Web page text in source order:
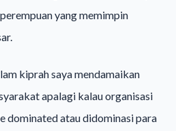
yang memimpin
kiprah saya mendamaikan
apalagi kalau organisasi
dominated atau didominasi para